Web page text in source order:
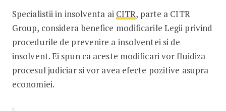
Specialistii in insolventa ai CITR, parte a CITR
Group, considera benefice modificarile Legii privind
procedurile de prevenire a insolventei si de
insolvent. Ei spun ca aceste modificari vor fluidiza
procesul judiciar si vor avea efecte pozitive asupra
economiei.